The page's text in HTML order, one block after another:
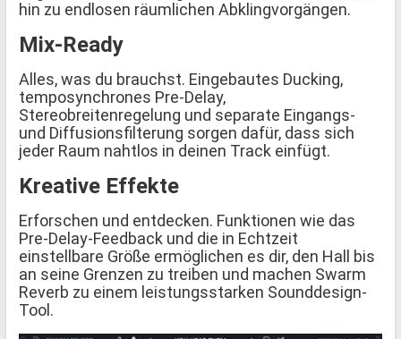
hin zu endlosen räumlichen Abklingvorgängen.
Mix-Ready
Alles, was du brauchst. Eingebautes Ducking,
temposynchrones Pre-Delay,
Stereobreitenregelung und separate Eingangs-
und Diffusionsfilterung sorgen dafür, dass sich
jeder Raum nahtlos in deinen Track einfügt.
Kreative Effekte
Erforschen und entdecken. Funktionen wie das
Pre-Delay-Feedback und die in Echtzeit
einstellbare Größe ermöglichen es dir, den Hall bis
an seine Grenzen zu treiben und machen Swarm
Reverb zu einem leistungsstarken Sounddesign-
Tool.